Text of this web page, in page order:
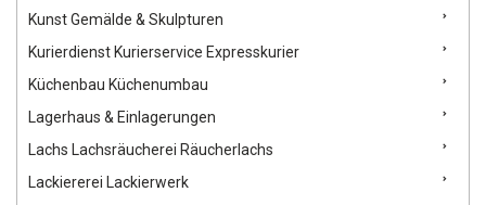
Kunst Gemälde & Skulpturen
Kurierdienst Kurierservice Expresskurier
Küchenbau Küchenumbau
Lagerhaus & Einlagerungen
Lachs Lachsräucherei Räucherlachs
Lackiererei Lackierwerk